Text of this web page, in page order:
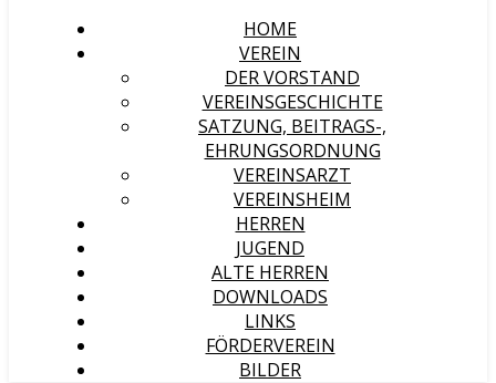
HOME
VEREIN
DER VORSTAND
VEREINSGESCHICHTE
SATZUNG, BEITRAGS-,
EHRUNGSORDNUNG
VEREINSARZT
VEREINSHEIM
HERREN
JUGEND
ALTE HERREN
DOWNLOADS
LINKS
FÖRDERVEREIN
BILDER